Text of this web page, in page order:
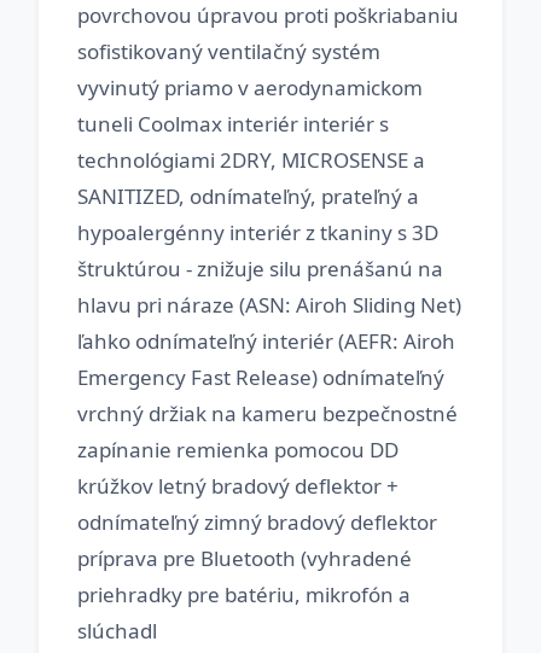
povrchovou úpravou proti poškriabaniu
sofistikovaný ventilačný systém
vyvinutý priamo v aerodynamickom
tuneli Coolmax interiér interiér s
technológiami 2DRY, MICROSENSE a
SANITIZED, odnímateľný, prateľný a
hypoalergénny interiér z tkaniny s 3D
štruktúrou - znižuje silu prenášanú na
hlavu pri náraze (ASN: Airoh Sliding Net)
ľahko odnímateľný interiér (AEFR: Airoh
Emergency Fast Release) odnímateľný
vrchný držiak na kameru bezpečnostné
zapínanie remienka pomocou DD
krúžkov letný bradový deflektor +
odnímateľný zimný bradový deflektor
príprava pre Bluetooth (vyhradené
priehradky pre batériu, mikrofón a